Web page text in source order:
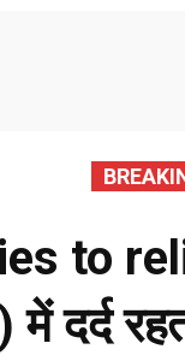
to
दर्द